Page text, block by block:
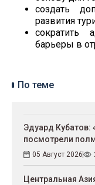
создать
развития
сократить
барьеры в
По теме
Эдуард Кубатов:
посмотрели
05 Август 2026
Центральная